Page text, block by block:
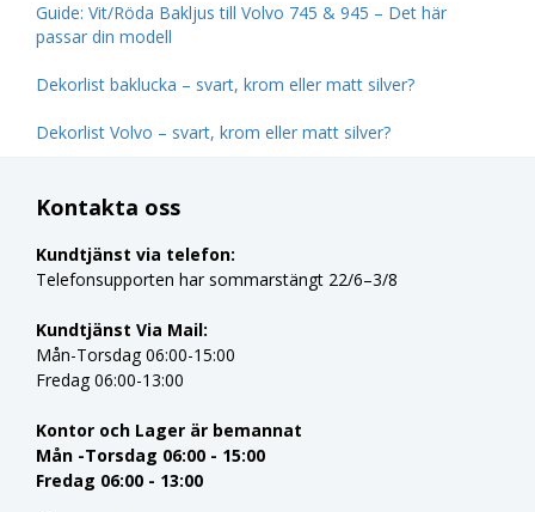
Guide: Vit/Röda Bakljus till Volvo 745 & 945 – Det här
passar din modell
Dekorlist baklucka – svart, krom eller matt silver?
Dekorlist Volvo – svart, krom eller matt silver?
Kontakta oss
Kundtjänst via telefon:
Telefonsupporten har sommarstängt 22/6–3/8
Kundtjänst Via Mail:
Mån-Torsdag 06:00-15:00
Fredag 06:00-13:00
Kontor och Lager är bemannat
Mån -Torsdag 06:00 - 15:00
Fredag 06:00 - 13:00